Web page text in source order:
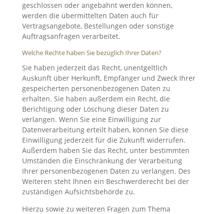
geschlossen oder angebahnt werden können,
werden die übermittelten Daten auch für
Vertragsangebote, Bestellungen oder sonstige
Auftragsanfragen verarbeitet.
Welche Rechte haben Sie bezüglich Ihrer Daten?
Sie haben jederzeit das Recht, unentgeltlich
Auskunft über Herkunft, Empfänger und Zweck Ihrer
gespeicherten personenbezogenen Daten zu
erhalten. Sie haben außerdem ein Recht, die
Berichtigung oder Löschung dieser Daten zu
verlangen. Wenn Sie eine Einwilligung zur
Datenverarbeitung erteilt haben, können Sie diese
Einwilligung jederzeit für die Zukunft widerrufen.
Außerdem haben Sie das Recht, unter bestimmten
Umständen die Einschränkung der Verarbeitung
Ihrer personenbezogenen Daten zu verlangen. Des
Weiteren steht Ihnen ein Beschwerderecht bei der
zuständigen Aufsichtsbehörde zu.
Hierzu sowie zu weiteren Fragen zum Thema